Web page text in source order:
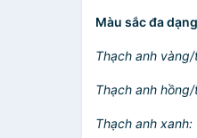
Màu sắc đa
Thạch anh
Thạch anh
Thạch anh xanh: